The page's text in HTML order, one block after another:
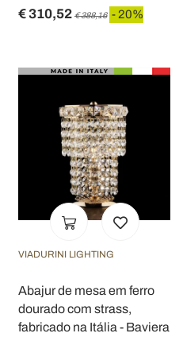
€ 310,52 € 388,16 - 20%
VIADURINI LIGHTING
Abajur de mesa em ferro
dourado com strass,
fabricado na Itália - Baviera